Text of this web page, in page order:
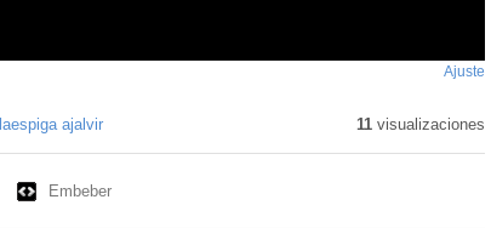
Ajuste
ajalvir 11visualizaciones
Embeber